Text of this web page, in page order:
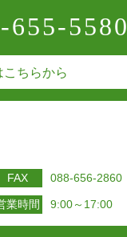
655-5580
こちらから
FAX 088-656-2860
業時間 9:00～17:00